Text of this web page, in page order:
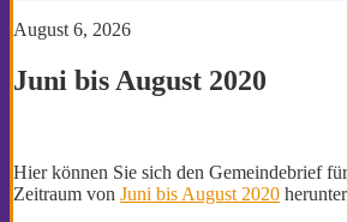
August 6, 2026
Juni bis August 2020
Hier können Sie sich den Gemeindebrief
Zeitraum von Juni bis August 2020